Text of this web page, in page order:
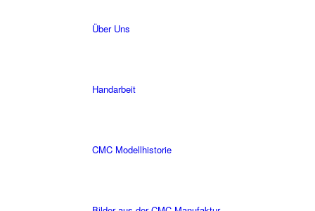
Über Uns
Handarbeit
CMC Modellhistorie